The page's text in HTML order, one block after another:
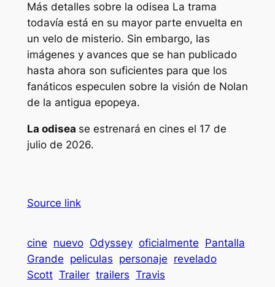
Más detalles sobre la odisea La trama
todavía está en su mayor parte envuelta en
un velo de misterio. Sin embargo, las
imágenes y avances que se han publicado
hasta ahora son suficientes para que los
fanáticos especulen sobre la visión de Nolan
de la antigua epopeya.
La odisea se estrenará en cines el 17 de
julio de 2026.
Source link
cine nuevo Odyssey oficialmente Pantalla
Grande peliculas personaje revelado
Scott Trailer trailers Travis